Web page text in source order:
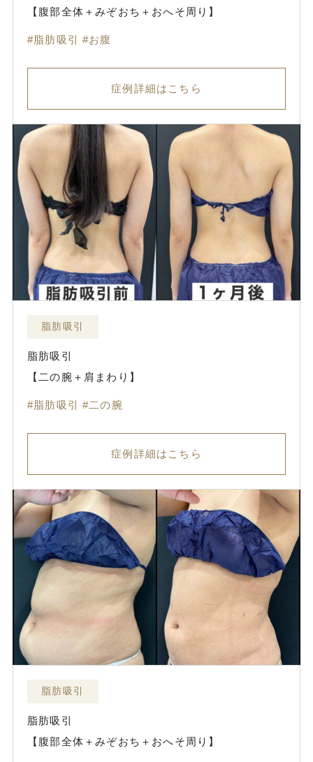
【腹部全体＋みぞおち＋おへそ周り】
脂肪吸引 お腹
症例詳細はこちら
脂肪吸引
脂肪吸引
【二の腕＋肩まわり】
脂肪吸引 二の腕
症例詳細はこちら
脂肪吸引
脂肪吸引
【腹部全体＋みぞおち＋おへそ周り】